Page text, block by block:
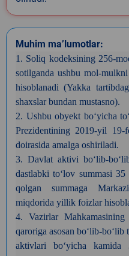
Muhim ma’lumotlar:
1. Soliq kodeksining 256-
sotilganda ushbu mol-
hisoblanadi (Yakka
shaxslar bundan mustasno).
2. Ushbu obyekt bo‘yicha
Prezidentining 2019-yil 19-
doirasida amalga oshiriladi.
3. Davlat aktivi bo‘lib-
dastlabki to‘lov summasi
qolgan summaga
miqdorida yillik foizlar
4. Vazirlar
qaroriga asosan bo‘lib-
aktivlari bo‘yicha